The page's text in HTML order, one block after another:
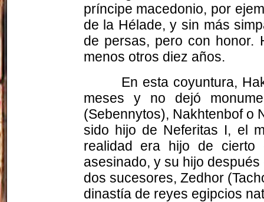
príncipe macedonio, por
de la Hélade, y sin más
de persas, pero con honor.
menos otros diez años.
En esta coyuntura,
meses y no dejó
(Sebennytos), Nakhtenbof o
sido hijo de Neferitas I, el
realidad era hijo de cierto
asesinado, y su hijo
dos sucesores, Zedhor
dinastía de reyes egipcios